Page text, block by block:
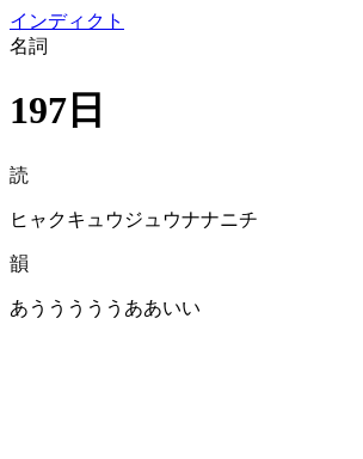
インディクト
名詞
197日
読
ヒャクキュウジュウナナニチ
韻
あうううううああいい